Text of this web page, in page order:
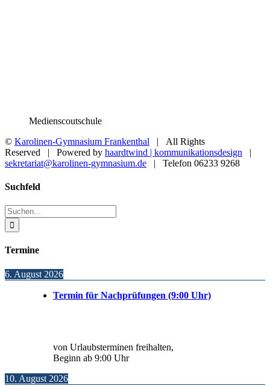
Medienscoutschule
© Karolinen-Gymnasium Frankenthal | All Rights
Reserved | Powered by haardtwind | kommunikationsdesign |
sekretariat@karolinen-gymnasium.de | Telefon 06233 9268
Toggle
Bar
Area
Suchfeld
Suche
nach:
Termine
6. August 2026
Termin für Nachprüfungen (9:00 Uhr)
von Urlaubsterminen freihalten,
Beginn ab 9:00 Uhr
10. August 2026